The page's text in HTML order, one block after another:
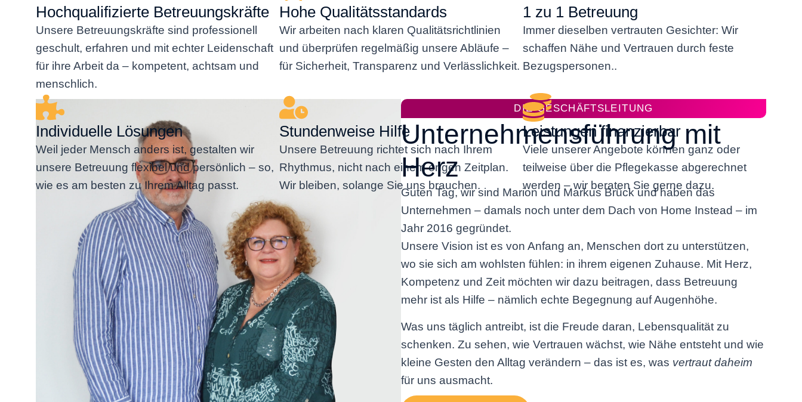
Hochqualifizierte Betreuungskräfte
Unsere Betreuungskräfte sind professionell
geschult, erfahren und mit echter Leidenschaft
für ihre Arbeit da – kompetent, achtsam und
menschlich.
Hohe Qualitätsstandards
Wir arbeiten nach klaren Qualitätsrichtlinien
und überprüfen regelmäßig unsere Abläufe –
für Sicherheit, Transparenz und Verlässlichkeit.
1 zu 1 Betreuung
Immer dieselben vertrauten Gesichter: Wir
schaffen Nähe und Vertrauen durch feste
Bezugspersonen..
Individuelle Lösungen
Weil jeder Mensch anders ist, gestalten wir
unsere Betreuung flexibel und persönlich – so,
wie es am besten zu Ihrem Alltag passt.
Stundenweise Hilfe
Unsere Betreuung richtet sich nach Ihrem
Rhythmus, nicht nach einem engen Zeitplan.
Wir bleiben, solange Sie uns brauchen.
Leistungen finanzierbar
Viele unserer Angebote können ganz oder
teilweise über die Pflegekasse abgerechnet
werden – wir beraten Sie gerne dazu.
DIE GESCHÄFTSLEITUNG
Unternehmensführung mit
Herz
Guten Tag, wir sind Marion und Markus Brück und haben das
Unternehmen – damals noch unter dem Dach von Home Instead – im
Jahr 2016 gegründet.
Unsere Vision ist es von Anfang an, Menschen dort zu unterstützen,
wo sie sich am wohlsten fühlen: in ihrem eigenen Zuhause. Mit Herz,
Kompetenz und Zeit möchten wir dazu beitragen, dass Betreuung
mehr ist als Hilfe – nämlich echte Begegnung auf Augenhöhe.
Was uns täglich antreibt, ist die Freude daran, Lebensqualität zu
schenken. Zu sehen, wie Vertrauen wächst, wie Nähe entsteht und wie
kleine Gesten den Alltag verändern – das ist es, was vertraut daheim
für uns ausmacht.